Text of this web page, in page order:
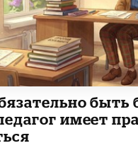
быть
имеет